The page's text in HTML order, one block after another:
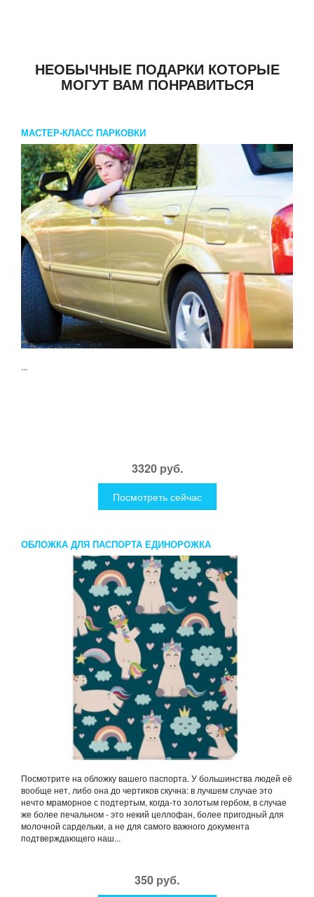
НЕОБЫЧНЫЕ ПОДАРКИ КОТОРЫЕ
МОГУТ ВАМ ПОНРАВИТЬСЯ
МАСТЕР-КЛАСС ПАРКОВКИ
...
3320 руб.
Посмотреть сейчас
ОБЛОЖКА ДЛЯ ПАСПОРТА ЕДИНОРОЖКА
Посмотрите на обложку вашего паспорта. У большинства людей её
вообще нет, либо она до чертиков скучна: в лучшем случае это
нечто мраморное с подтертым, когда-то золотым гербом, в случае
же более печальном - это некий целлофан, более пригодный для
молочной сардельки, а не для самого важного документа
подтверждающего наш...
350 руб.